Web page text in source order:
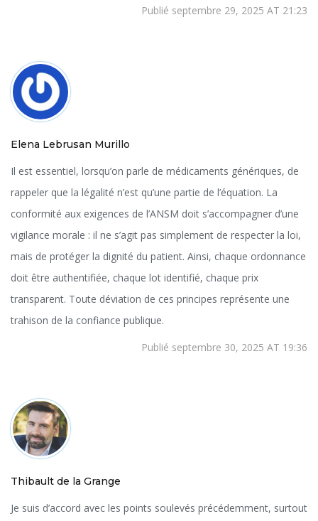
Publié septembre 29, 2025 AT 21:23
Elena Lebrusan Murillo
Il est essentiel, lorsqu’on parle de médicaments génériques, de
rappeler que la légalité n’est qu’une partie de l’équation. La
conformité aux exigences de l’ANSM doit s’accompagner d’une
vigilance morale : il ne s’agit pas simplement de respecter la loi,
mais de protéger la dignité du patient. Ainsi, chaque ordonnance
doit être authentifiée, chaque lot identifié, chaque prix
transparent. Toute déviation de ces principes représente une
trahison de la confiance publique.
Publié septembre 30, 2025 AT 19:36
Thibault de la Grange
Je suis d’accord avec les points soulevés précédemment, surtout